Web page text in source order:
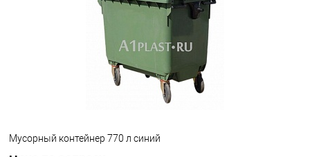
Под заказ
Исполнение контейнера
крышка в крышке
Мусорный контейнер 770 л синий